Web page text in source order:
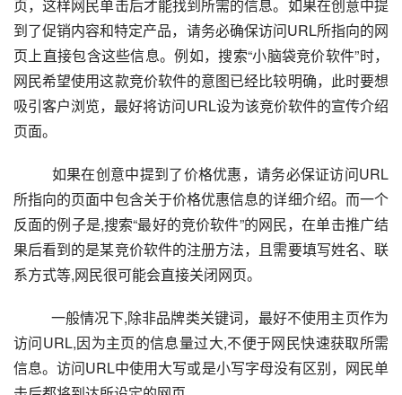
页，这样网民单击后才能找到所需的信息。如果在创意中提
到了促销内容和特定产品，请务必确保访问URL所指向的网
页上直接包含这些信息。例如，搜索“小脑袋竞价软件”时，
网民希望使用这款竞价软件的意图已经比较明确，此时要想
吸引客户浏览，最好将访问URL设为该竞价软件的宣传介绍
页面。
所指向的页面中包含关于价格优惠信息的详细介绍。而一个
反面的例子是,搜索“最好的竞价软件”的网民，在单击推广结
果后看到的是某竞价软件的注册方法，且需要填写姓名、联
系方式等,网民很可能会直接关闭网页。
访问URL,因为主页的信息量过大,不便于网民快速获取所需
信息。访问URL中使用大写或是小写字母没有区别，网民单